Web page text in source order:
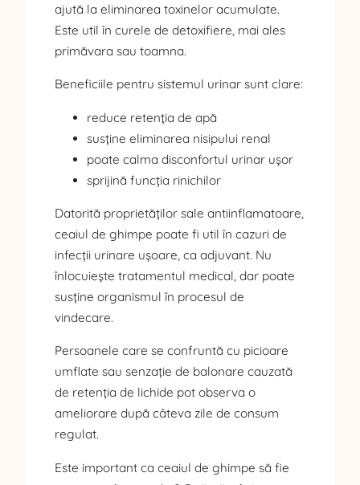
ajută la eliminarea toxinelor acumulate.
Este util în curele de detoxifiere, mai ales
primăvara sau toamna.
Beneficiile pentru sistemul urinar sunt clare:
reduce retenția de apă
susține eliminarea nisipului renal
poate calma disconfortul urinar ușor
sprijină funcția rinichilor
Datorită proprietăților sale antiinflamatoare,
ceaiul de ghimpe poate fi util în cazuri de
infecții urinare ușoare, ca adjuvant. Nu
înlocuiește tratamentul medical, dar poate
susține organismul în procesul de
vindecare.
Persoanele care se confruntă cu picioare
umflate sau senzație de balonare cauzată
de retenția de lichide pot observa o
ameliorare după câteva zile de consum
regulat.
Este important ca ceaiul de ghimpe să fie